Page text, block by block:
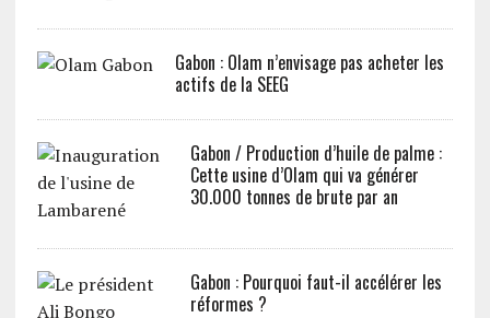
Gabon : Olam n’envisage pas acheter les
actifs de la SEEG
Gabon / Production d’huile de palme :
Cette usine d’Olam qui va générer
30.000 tonnes de brute par an
Gabon : Pourquoi faut-il accélérer les
réformes ?